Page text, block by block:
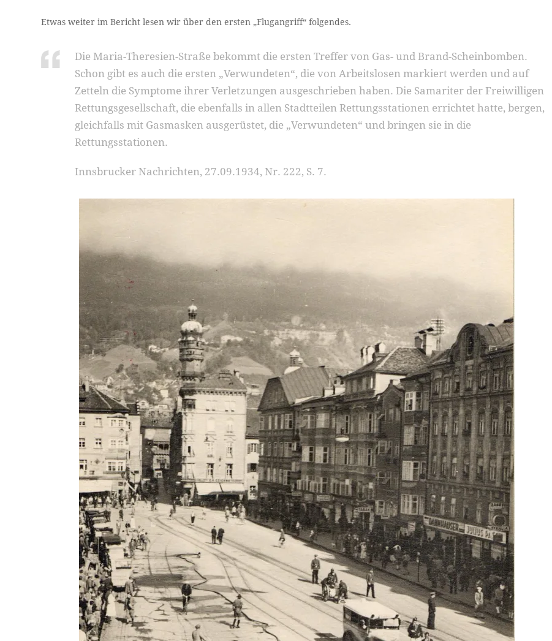
Etwas weiter im Bericht lesen wir über den ersten „Flugangriff“ folgendes.
Die Maria-Theresien-Straße bekommt die ersten Treffer von Gas- und Brand-Scheinbomben.
Schon gibt es auch die ersten „Verwundeten“, die von Arbeitslosen markiert werden und auf
Zetteln die Symptome ihrer Verletzungen ausgeschrieben haben. Die Samariter der Freiwilligen
Rettungsgesellschaft, die ebenfalls in allen Stadtteilen Rettungsstationen errichtet hatte, bergen,
gleichfalls mit Gasmasken ausgerüstet, die „Verwundeten“ und bringen sie in die
Rettungsstationen.
Innsbrucker Nachrichten, 27.09.1934, Nr. 222, S. 7.